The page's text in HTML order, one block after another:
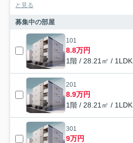
と見る
募集中の部屋
101
8.8万円
1階 / 28.21㎡ / 1LDK
201
8.9万円
1階 / 28.21㎡ / 1LDK
301
9万円